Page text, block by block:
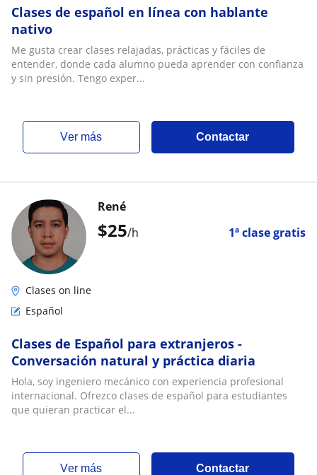
Clases de español en línea con hablante
nativo
Me gusta crear clases relajadas, prácticas y fáciles de
entender, donde cada alumno pueda aprender con confianza
y sin presión. Tengo exper...
ver más Contactar
$25/h 1ª clase gratis
René
Clases on line
Español
Clases de Español para extranjeros -
Conversación natural y práctica diaria
Hola, soy ingeniero mecánico con experiencia profesional
internacional. Ofrezco clases de español para estudiantes
que quieran practicar el...
ver más Contactar